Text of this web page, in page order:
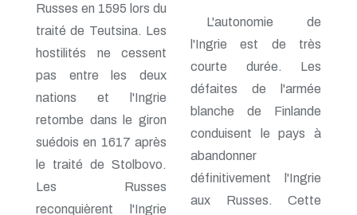
Russes en 1595 lors du
traité de Teutsina. Les
hostilités ne cessent
pas entre les deux
nations et l'Ingrie
retombe dans le giron
suédois en 1617 après
le traité de Stolbovo.
Les Russes
reconquièrent l'Ingrie
L'autonomie de
l'Ingrie est de très
courte durée. Les
défaites de l'armée
blanche de Finlande
conduisent le pays à
abandonner
définitivement l'Ingrie
aux Russes. Cette